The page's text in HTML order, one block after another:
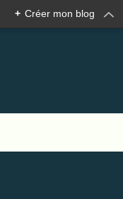
+ Créer mon blog